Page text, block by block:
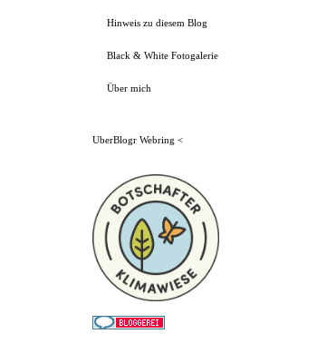
Hinweis zu diesem Blog
Black & White Fotogalerie
Über mich
UberBlogr Webring <